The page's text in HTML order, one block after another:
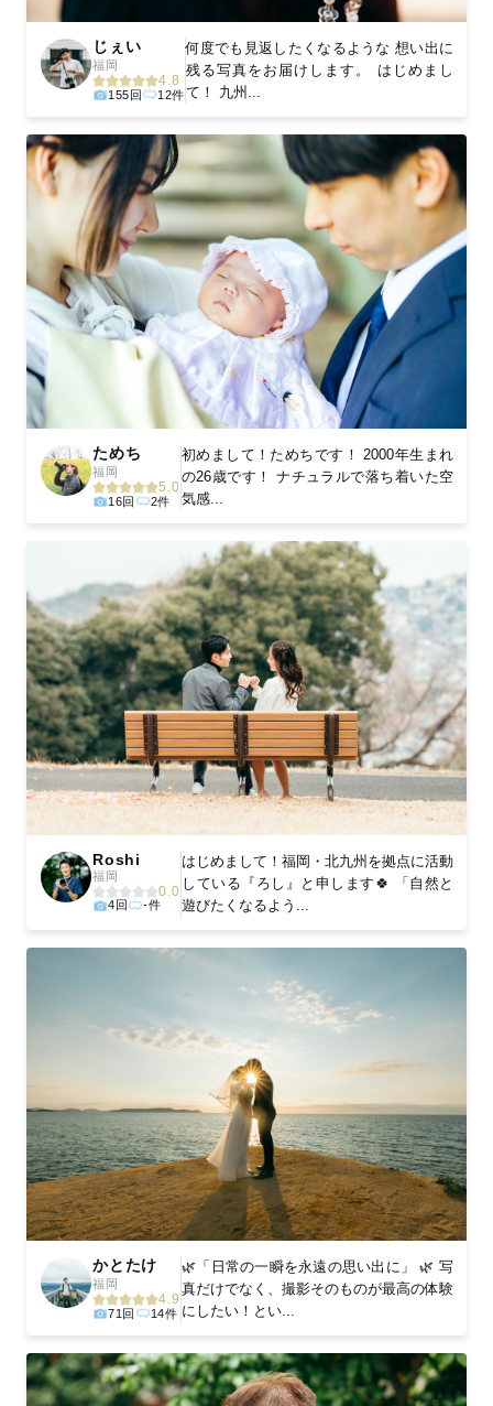
じぇい
福岡
4.8
155回 12件
何度でも見返したくなるような 想い出に
残る写真をお届けします。 はじめまし
て！ 九州...
ためち
福岡
5.0
16回 2件
初めまして！ためちです！ 2000年生まれ
の26歳です！ ナチュラルで落ち着いた空
気感...
Roshi
福岡
0.0
4回 -件
はじめまして！福岡・北九州を拠点に活動
している『ろし』と申します🍀 「自然と
遊びたくなるよう...
かとたけ
福岡
4.9
71回 14件
🌿「日常の一瞬を永遠の思い出に」 🌿 写
真だけでなく、撮影そのものが最高の体験
にしたい！とい...